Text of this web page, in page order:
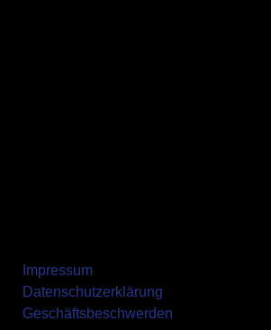
Impressum
Datenschutzerklärung
Geschäftsbeschwerden